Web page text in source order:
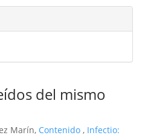
del mismo
Marín, Contenido , Infectio: